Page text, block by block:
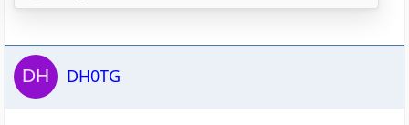
trotzdem immer wieder verstümmelte Zeichen.
Deswegen ist hier extern ein Open CW Keyer im
Einsatz. Allerdings "verschluckt" sich der QMX auch…
DH0TG